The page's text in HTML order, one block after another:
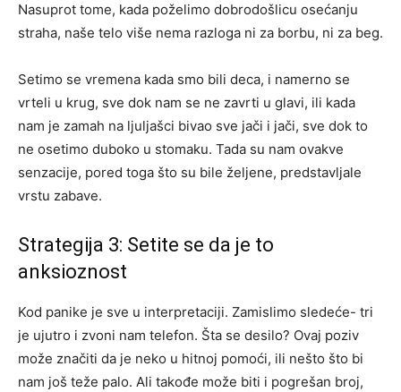
Nasuprot tome, kada poželimo dobrodošlicu osećanju
straha, naše telo više nema razloga ni za borbu, ni za beg.
Setimo se vremena kada smo bili deca, i namerno se
vrteli u krug, sve dok nam se ne zavrti u glavi, ili kada
nam je zamah na ljuljašci bivao sve jači i jači, sve dok to
ne osetimo duboko u stomaku. Tada su nam ovakve
senzacije, pored toga što su bile željene, predstavljale
vrstu zabave.
Strategija 3: Setite se da je to
anksioznost
Kod panike je sve u interpretaciji. Zamislimo sledeće- tri
je ujutro i zvoni nam telefon. Šta se desilo? Ovaj poziv
može značiti da je neko u hitnoj pomoći, ili nešto što bi
nam još teže palo. Ali takođe može biti i pogrešan broj,